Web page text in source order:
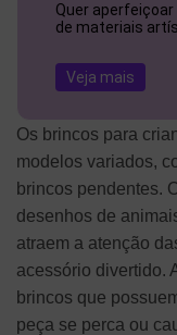
Quer
de materiais
Veja mais
Os brincos para
modelos variados,
brincos pendentes.
desenhos de
atraem a atenção
acessório divertido.
brincos que
peça se perca ou